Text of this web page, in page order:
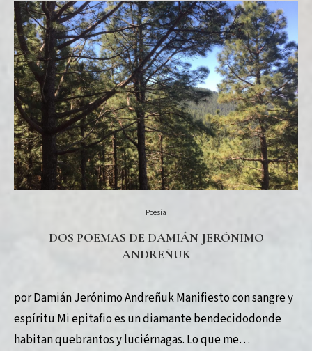
Poesía
DOS POEMAS DE DAMIÁN JERÓNIMO
ANDREÑUK
por Damián Jerónimo Andreñuk Manifiesto con sangre y
espíritu Mi epitafio es un diamante bendecidodonde
habitan quebrantos y luciérnagas. Lo que me